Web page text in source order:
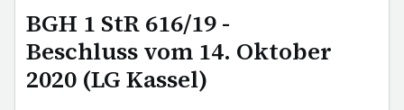
BGH 1 StR 616/19 -
Beschluss vom 14. Oktober
2020 (LG Kassel)